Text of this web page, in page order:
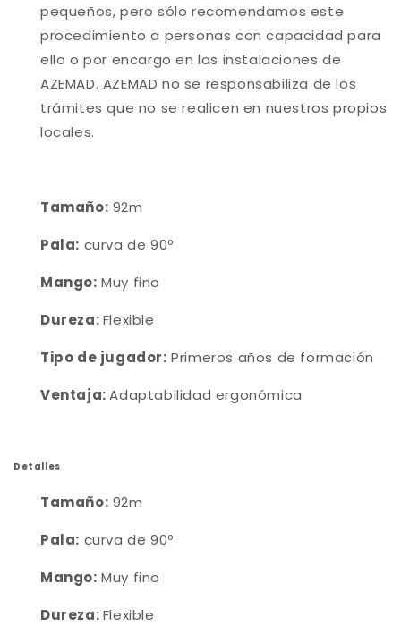
pequeños, pero sólo recomendamos este
procedimiento a personas con capacidad para
ello o por encargo en las instalaciones de
AZEMAD. AZEMAD no se responsabiliza de los
trámites que no se realicen en nuestros propios
locales.
Tamaño: 92m
Pala: curva de 90º
Mango: Muy fino
Dureza:Flexible
Tipo de jugador: Primeros años de formación
Ventaja: Adaptabilidad ergonómica
Detalles
Tamaño: 92m
Pala: curva de 90º
Mango: Muy fino
Dureza:Flexible